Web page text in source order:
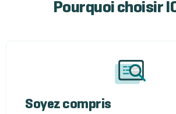
Pourquoi choisir
Soyez compris